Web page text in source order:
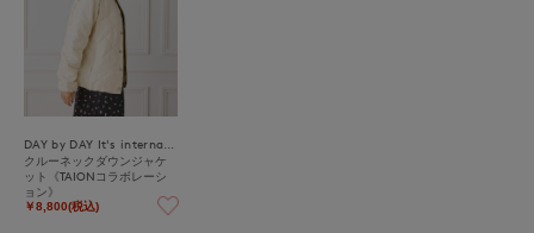
クルーネックダウンジャケ
ット《TAIONコラボレーシ
ョン》
￥8,800(税込)